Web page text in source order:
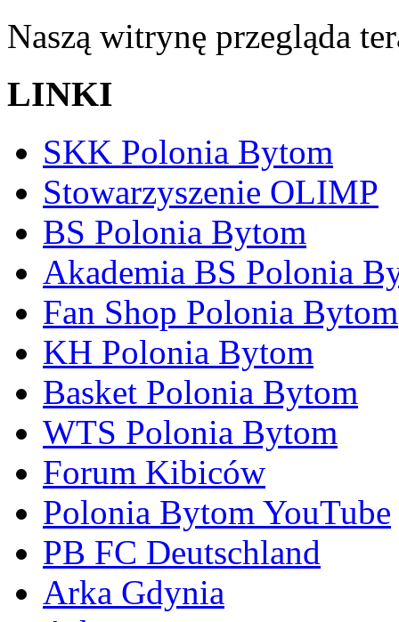
Naszą witrynę przegląda
LINKI
SKK Polonia Bytom
Stowarzyszenie OLIMP
BS Polonia Bytom
Akademia BS Polonia
Fan Shop Polonia Bytom
KH Polonia Bytom
Basket Polonia Bytom
WTS Polonia Bytom
Forum Kibiców
Polonia Bytom YouTube
PB FC Deutschland
Arka Gdynia